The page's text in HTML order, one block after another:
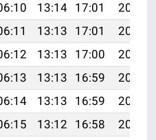
13:14 17:01
20:07
13:13 17:01
20:06
13:13 17:00
20:04
13:13 16:59
20:03
13:13 16:59
20:02
13:12 16:58
20:00